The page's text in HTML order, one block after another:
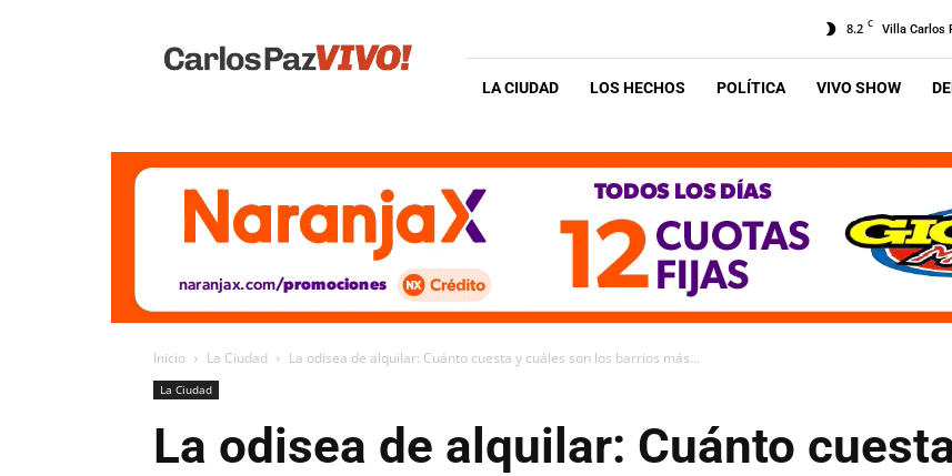
Vivo
8.2 C Villa Carlos
LA CIUDAD LOS HECHOS POLÍTICA VIVO SHOW
Inicio La Ciudad La odisea de alquilar: Cuánto cuesta y cuáles son los barrios más...
La Ciudad
La odisea de alquilar: Cuánto